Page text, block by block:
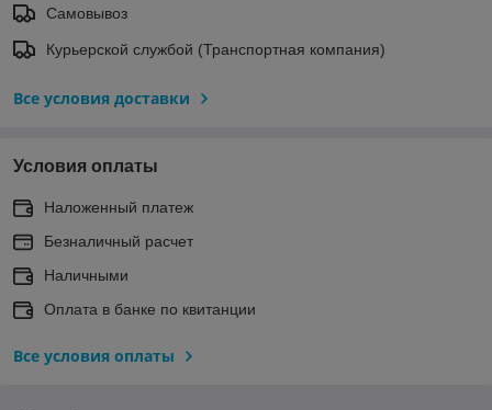
Самовывоз
Курьерской службой (Транспортная компания)
Все условия доставки
Условия оплаты
Наложенный платеж
Безналичный расчет
Наличными
Оплата в банке по квитанции
Все условия оплаты